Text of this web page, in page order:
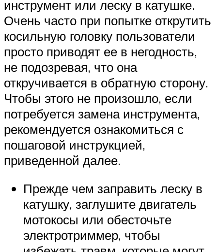
инструмент или леску в катушке.
Очень часто при попытке открутить
косильную головку пользователи
просто приводят ее в негодность,
не подозревая, что она
откручивается в обратную сторону.
Чтобы этого не произошло, если
потребуется замена инструмента,
рекомендуется ознакомиться с
пошаговой инструкцией,
приведенной далее.
Прежде чем заправить леску в
катушку, заглушите двигатель
мотокосы или обесточьте
электротриммер, чтобы